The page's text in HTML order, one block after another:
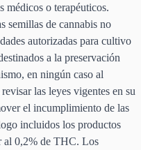
médicos o terapéuticos.
semillas de cannabis no
autorizadas para cultivo
a la preservación
en ningún caso al
las leyes vigentes en su
el incumplimiento de las
incluidos los productos
al 0,2% de THC. Los